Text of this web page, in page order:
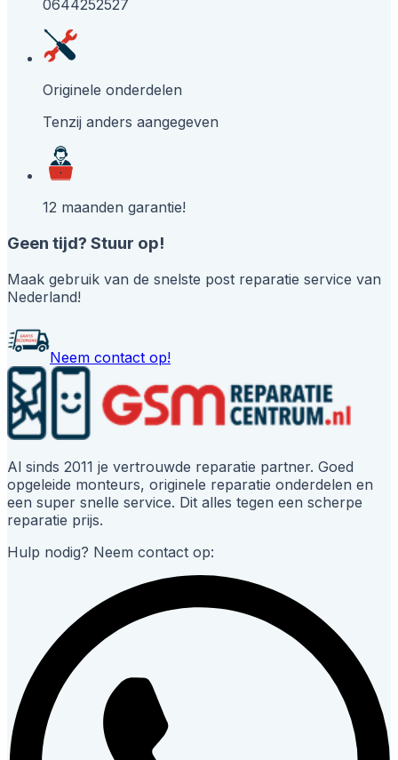
0644252527
Originele onderdelen
Tenzij anders aangegeven
12 maanden garantie!
Geen tijd? Stuur op!
Maak gebruik van de snelste post reparatie service van
Nederland!
Neem contact op!
Al sinds 2011 je vertrouwde reparatie partner. Goed
opgeleide monteurs, originele reparatie onderdelen en
een super snelle service. Dit alles tegen een scherpe
reparatie prijs.
Hulp nodig? Neem contact op: